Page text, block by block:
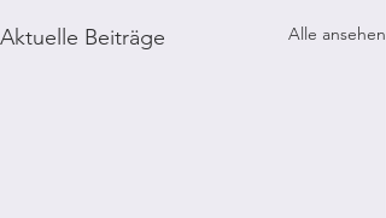
Aktuelle Beiträge Alle ansehen